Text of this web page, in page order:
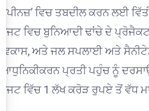
ਹੈਪੀਨਜ਼’ ਵਿਚ ਤਬਦੀਲ ਕਰਨ ਲਈ
ਬਜਟ ਵਿਚ ਬੁਨਿਆਦੀ ਢਾਂਚੇ ਦੇ
ਵਿਕਾਸ, ਅਤੇ ਜਲ ਸਪਲਾਈ ਅਤੇ
ਆਧੁਨਿਕੀਕਰਨ ਪ੍ਰਤੀ ਪਹੁੰਚ ਨੂੰ
ਬਜਟ ਵਿੱਚ 1 ਲੱਖ ਕਰੋੜ ਰੁਪਏ ਤੋਂ ਵੱਧ